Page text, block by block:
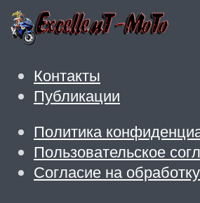
Контакты
Публикации
Политика
Пользовательское
Согласие на